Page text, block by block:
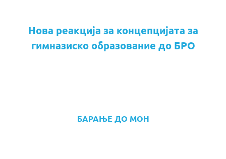
Нова реакција за концепцијата за
гимназиско образование до БРО
БАРАЊЕ ДО МОН